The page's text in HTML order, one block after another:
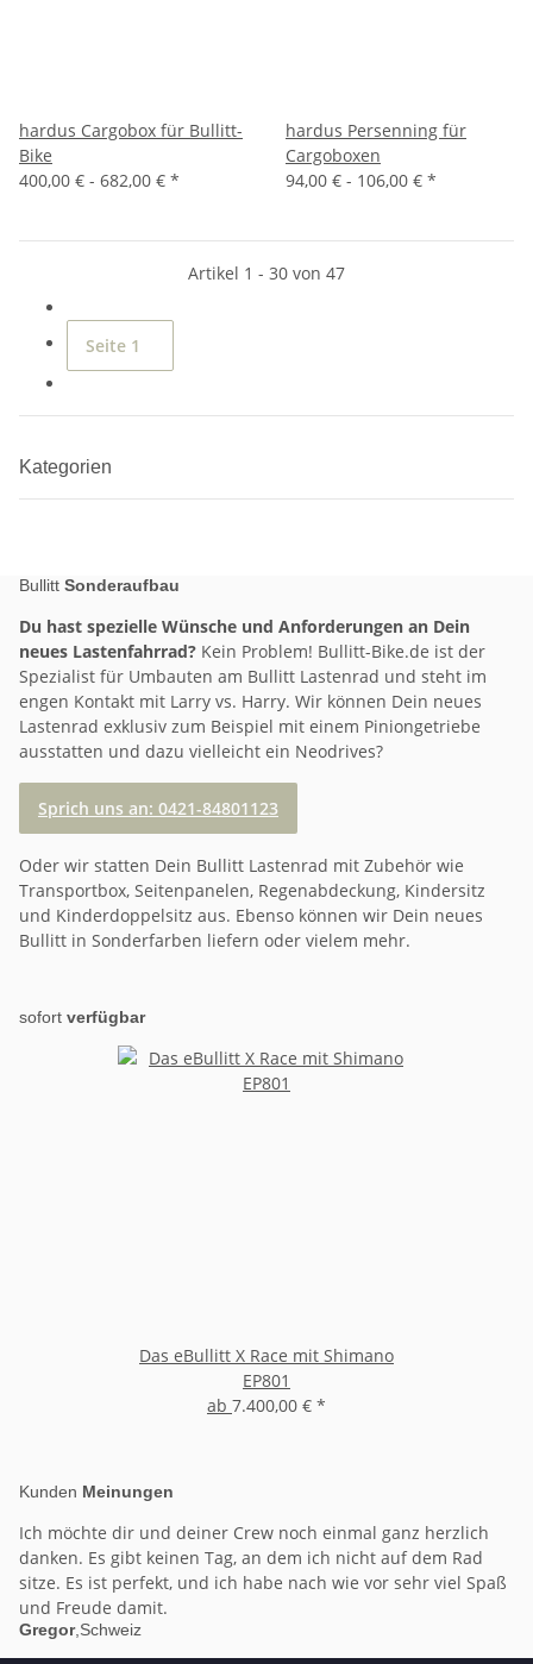
hardus Cargobox für Bullitt-
Bike
400,00 € - 682,00 € *
hardus Persenning für
Cargoboxen
94,00 € - 106,00 € *
Artikel 1 - 30 von 47
Seite 1
Kategorien
Bullitt Sonderaufbau
Du hast spezielle Wünsche und Anforderungen an Dein
neues Lastenfahrrad? Kein Problem! Bullitt-Bike.de ist der
Spezialist für Umbauten am Bullitt Lastenrad und steht im
engen Kontakt mit Larry vs. Harry. Wir können Dein neues
Lastenrad exklusiv zum Beispiel mit einem Piniongetriebe
ausstatten und dazu vielleicht ein Neodrives?
Sprich uns an: 0421-84801123
Oder wir statten Dein Bullitt Lastenrad mit Zubehör wie
Transportbox, Seitenpanelen, Regenabdeckung, Kindersitz
und Kinderdoppelsitz aus. Ebenso können wir Dein neues
Bullitt in Sonderfarben liefern oder vielem mehr.
sofort verfügbar
Das eBullitt X Race mit Shimano
EP801
ab 7.400,00 € *
Kunden Meinungen
Ich möchte dir und deiner Crew noch einmal ganz herzlich
danken. Es gibt keinen Tag, an dem ich nicht auf dem Rad
sitze. Es ist perfekt, und ich habe nach wie vor sehr viel Spaß
und Freude damit.
Gregor, Schweiz